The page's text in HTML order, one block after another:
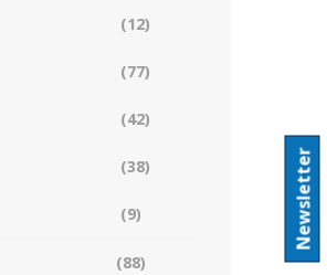
(12)
(77)
(42)
(38)
(9)
(88)
Newsletter